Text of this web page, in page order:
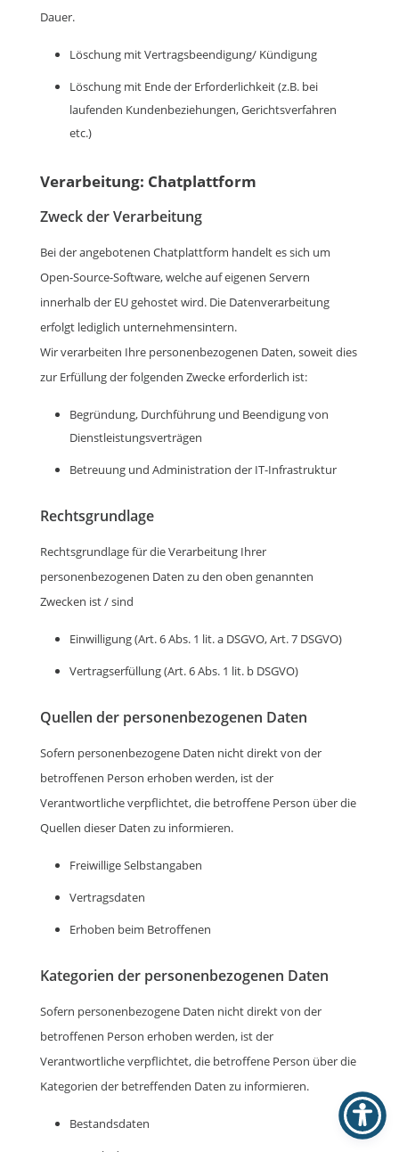
Dauer.
Löschung mit Vertragsbeendigung/ Kündigung
Löschung mit Ende der Erforderlichkeit (z.B. bei
laufenden Kundenbeziehungen, Gerichtsverfahren
etc.)
Verarbeitung: Chatplattform
Zweck der Verarbeitung
Bei der angebotenen Chatplattform handelt es sich um
Open-Source-Software, welche auf eigenen Servern
innerhalb der EU gehostet wird. Die Datenverarbeitung
erfolgt lediglich unternehmensintern.
Wir verarbeiten Ihre personenbezogenen Daten, soweit dies
zur Erfüllung der folgenden Zwecke erforderlich ist:
Begründung, Durchführung und Beendigung von
Dienstleistungsverträgen
Betreuung und Administration der IT-Infrastruktur
Rechtsgrundlage
Rechtsgrundlage für die Verarbeitung Ihrer
personenbezogenen Daten zu den oben genannten
Zwecken ist / sind
Einwilligung (Art. 6 Abs. 1 lit. a DSGVO, Art. 7 DSGVO)
Vertragserfüllung (Art. 6 Abs. 1 lit. b DSGVO)
Quellen der personenbezogenen Daten
Sofern personenbezogene Daten nicht direkt von der
betroffenen Person erhoben werden, ist der
Verantwortliche verpflichtet, die betroffene Person über die
Quellen dieser Daten zu informieren.
Freiwillige Selbstangaben
Vertragsdaten
Erhoben beim Betroffenen
Kategorien der personenbezogenen Daten
Sofern personenbezogene Daten nicht direkt von der
betroffenen Person erhoben werden, ist der
Verantwortliche verpflichtet, die betroffene Person über die
Kategorien der betreffenden Daten zu informieren.
Bestandsdaten